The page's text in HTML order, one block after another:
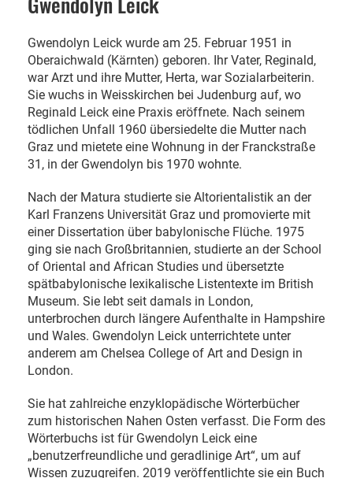
Gwendolyn Leick wurde am 25. Februar 1951 in
Oberaichwald (Kärnten) geboren. Ihr Vater, Reginald,
war Arzt und ihre Mutter, Herta, war Sozialarbeiterin.
Sie wuchs in Weisskirchen bei Judenburg auf, wo
Reginald Leick eine Praxis eröffnete. Nach seinem
tödlichen Unfall 1960 übersiedelte die Mutter nach
Graz und mietete eine Wohnung in der Franckstraße
31, in der Gwendolyn bis 1970 wohnte.
Nach der Matura studierte sie Altorientalistik an der
Karl Franzens Universität Graz und promovierte mit
einer Dissertation über babylonische Flüche. 1975
ging sie nach Großbritannien, studierte an der School
of Oriental and African Studies und übersetzte
spätbabylonische lexikalische Listentexte im British
Museum. Sie lebt seit damals in London,
unterbrochen durch längere Aufenthalte in Hampshire
und Wales. Gwendolyn Leick unterrichtete unter
anderem am Chelsea College of Art and Design in
London.
Sie hat zahlreiche enzyklopädische Wörterbücher
zum historischen Nahen Osten verfasst. Die Form des
Wörterbuchs ist für Gwendolyn Leick eine
„benutzerfreundliche und geradlinige Art“, um auf
Wissen zuzugreifen. 2019 veröffentlichte sie ein Buch